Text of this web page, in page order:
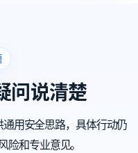
问说清楚
用安全思路，具体行动仍
险和专业意见。